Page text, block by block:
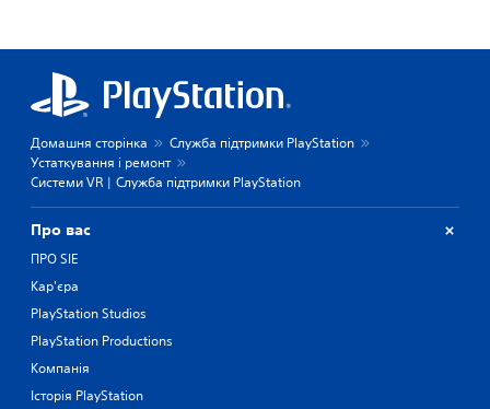
Домашня сторінка
Служба підтримки PlayStation
Устаткування і ремонт
Системи VR | Служба підтримки PlayStation
Про вас
ПРО SIE
Кар'єра
PlayStation Studios
PlayStation Productions
Компанія
Історія PlayStation